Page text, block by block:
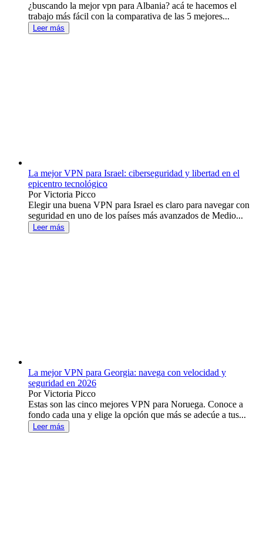
¿buscando la mejor vpn para Albania? acá te hacemos el
trabajo más fácil con la comparativa de las 5 mejores...
Leer más
La mejor VPN para Israel: ciberseguridad y libertad en el
epicentro tecnológico
Por Victoria Picco
Elegir una buena VPN para Israel es claro para navegar con
seguridad en uno de los países más avanzados de Medio...
Leer más
La mejor VPN para Georgia: navega con velocidad y
seguridad en 2026
Por Victoria Picco
Estas son las cinco mejores VPN para Noruega. Conoce a
fondo cada una y elige la opción que más se adecúe a tus...
Leer más